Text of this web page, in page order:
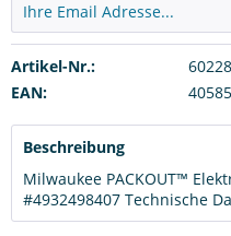
Artikel-Nr.:
EAN:
Beschreibung
Milwaukee PACKOUT™
#4932498407 Technische